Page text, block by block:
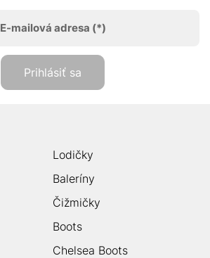
E-mailová adresa (*)
Prihlásiť sa
Lodičky
Baleríny
Čižmičky
Boots
Chelsea Boots